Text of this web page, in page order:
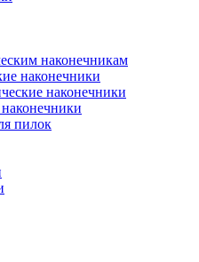
наконечникам
наконечники
наконечники
пилок